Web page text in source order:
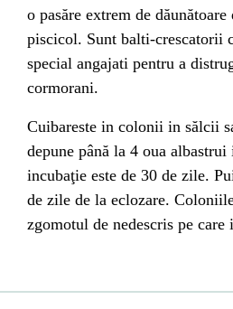
o pasăre extrem de
piscicol. Sunt balti-crescatorii
special angajati pentru a
cormorani.
Cuibareste in colonii in sălcii
depune până la 4 oua albastrui
incubaţie este de 30 de zile.
de zile de la eclozare.
zgomotul de nedescris pe care